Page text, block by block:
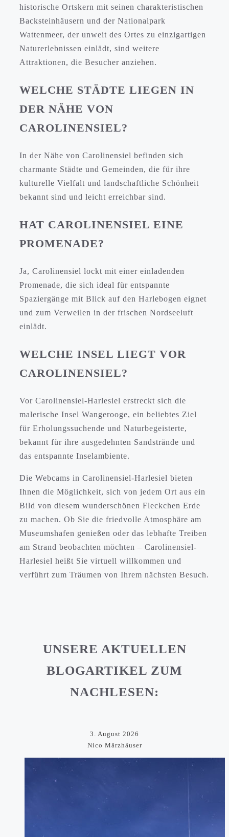
historische Ortskern mit seinen charakteristischen
Backsteinhäusern und der Nationalpark
Wattenmeer, der unweit des Ortes zu einzigartigen
Naturerlebnissen einlädt, sind weitere
Attraktionen, die Besucher anziehen.
WELCHE STÄDTE LIEGEN IN
DER NÄHE VON
CAROLINENSIEL?
In der Nähe von Carolinensiel befinden sich
charmante Städte und Gemeinden, die für ihre
kulturelle Vielfalt und landschaftliche Schönheit
bekannt sind und leicht erreichbar sind.
HAT CAROLINENSIEL EINE
PROMENADE?
Ja, Carolinensiel lockt mit einer einladenden
Promenade, die sich ideal für entspannte
Spaziergänge mit Blick auf den Harlebogen eignet
und zum Verweilen in der frischen Nordseeluft
einlädt.
WELCHE INSEL LIEGT VOR
CAROLINENSIEL?
Vor Carolinensiel-Harlesiel erstreckt sich die
malerische Insel Wangerooge, ein beliebtes Ziel
für Erholungssuchende und Naturbegeisterte,
bekannt für ihre ausgedehnten Sandstrände und
das entspannte Inselambiente.
Die Webcams in Carolinensiel-Harlesiel bieten
Ihnen die Möglichkeit, sich von jedem Ort aus ein
Bild von diesem wunderschönen Fleckchen Erde
zu machen. Ob Sie die friedvolle Atmosphäre am
Museumshafen genießen oder das lebhafte Treiben
am Strand beobachten möchten – Carolinensiel-
Harlesiel heißt Sie virtuell willkommen und
verführt zum Träumen von Ihrem nächsten Besuch.
UNSERE AKTUELLEN
BLOGARTIKEL ZUM
NACHLESEN:
3. August 2026
Nico Märzhäuser